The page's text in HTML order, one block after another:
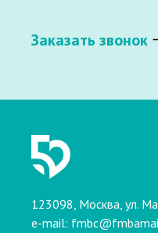
Заказать звонок
123098, Москва, ул.
e-mail: